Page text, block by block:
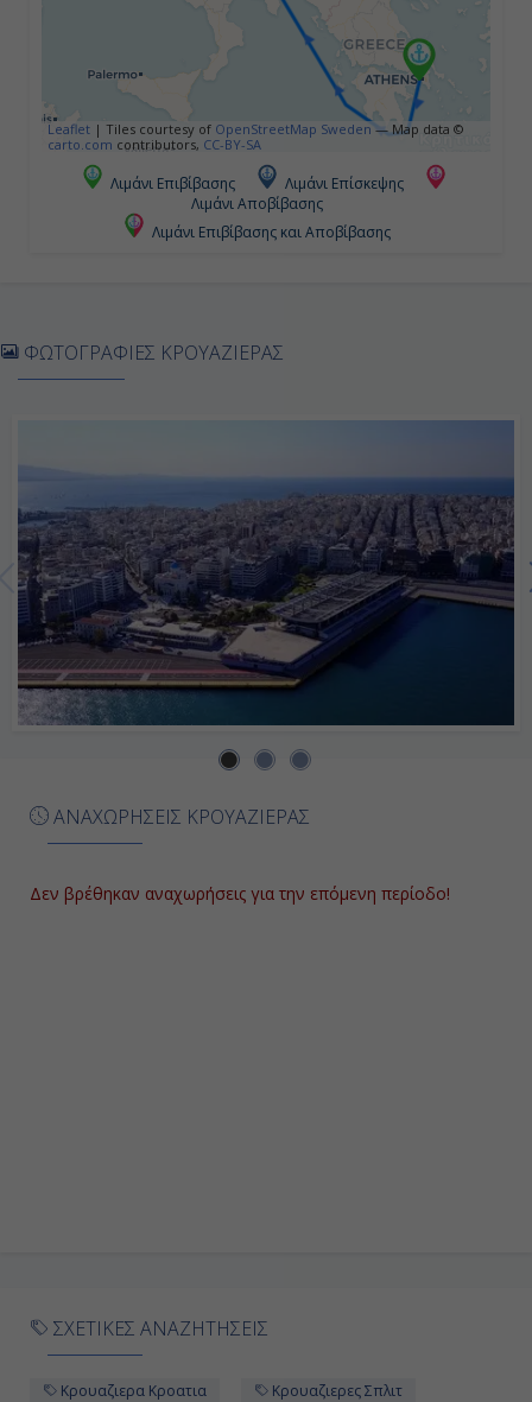
Leaflet | Tiles courtesy of OpenStreetMap Sweden— Map data ©
carto.com contributors, CC-BY-SA
Λιμάνι Επιβίβασης
Λιμάνι Επίσκεψης
Λιμάνι Αποβίβασης
Λιμάνι Επιβίβασης και Αποβίβασης
ΑΝΑΧΩΡΗΣΕΙΣ ΚΡΟΥΑΖΙΕΡΑΣ
Δεν βρέθηκαν αναχωρήσεις για την επόμενη περίοδο!
ΦΩΤΟΓΡΑΦΙΕΣ ΚΡΟΥΑΖΙΕΡΑΣ
ΣΧΕΤΙΚΕΣ ΑΝΑΖΗΤΗΣΕΙΣ
Κρουαζιερα Κροατια
Κρουαζιερες Σπλιτ